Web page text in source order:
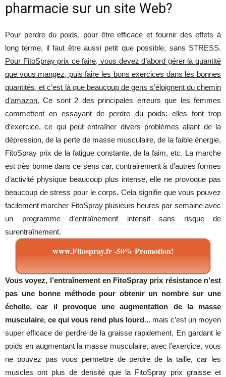
pharmacie sur un site Web?
Pour perdre du poids, pour être efficace et fournir des effets à
long terme, il faut être aussi petit que possible, sans STRESS.
Pour FitoSpray prix ce faire, vous devez d’abord gérer la quantité
que vous mangez, puis faire les bons exercices dans les bonnes
quantités, et c’est là que beaucoup de gens s’éloignent du chemin
d’amazon. Ce sont 2 des principales erreurs que les femmes
commettent en essayant de perdre du poids: elles font trop
d’exercice, ce qui peut entraîner divers problèmes allant de la
dépression, de la perte de masse musculaire, de la faible énergie,
FitoSpray prix de la fatigue constante, de la faim, etc. La marche
est très bonne dans ce sens car, contrairement à d’autres formes
d’activité physique beaucoup plus intense, elle ne provoque pas
beaucoup de stress pour le corps. Cela signifie que vous pouvez
facilement marcher FitoSpray plusieurs heures par semaine avec
un programme d’entraînement intensif sans risque de
surentraînement.
www.Fitospray.fr -50% Promotion!
Vous voyez, l’entraînement en FitoSpray prix résistance n’est
pas une bonne méthode pour obtenir un nombre sur une
échelle, car il provoque une augmentation de la masse
musculaire, ce qui vous rend plus lourd... mais c’est un moyen
super efficace de perdre de la graisse rapidement. En gardant le
poids en augmentant la masse musculaire, avec l’exercice, vous
ne pouvez pas vous permettre de perdre de la taille, car les
muscles ont plus de densité que la FitoSpray prix graisse et